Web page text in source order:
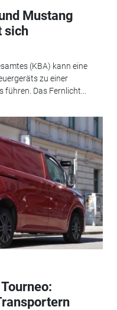
Mustang
sich
(KBA) kann eine
zu einer
Das Fernlicht...